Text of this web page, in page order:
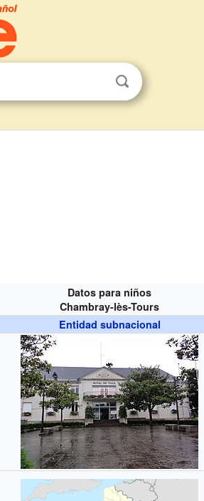
Datos para niños
Chambray-lès-Tours
Entidad subnacional